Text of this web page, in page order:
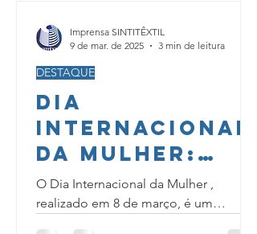
Dia
Internacional
da Mulher:
Fatos,
História e
O Dia Internacional da Mulher ,
realizado em 8 de março, é um
DESTAQUE
Imprensa SINTITÊXTIL
9 de mar. de 2025
3 min de leitura